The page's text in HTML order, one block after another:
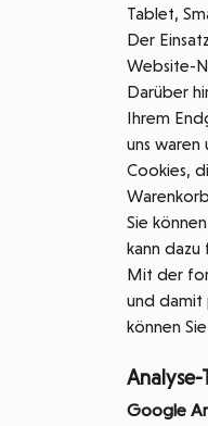
Tablet,
Der
Website-
Darüber
Ihrem
uns waren
Cookies,
Sie
kann dazu
Mit der
und damit
können
Analyse-
Google